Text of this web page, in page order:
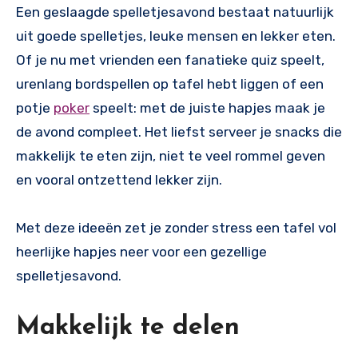
Een geslaagde spelletjesavond bestaat natuurlijk
uit goede spelletjes, leuke mensen en lekker eten.
Of je nu met vrienden een fanatieke quiz speelt,
urenlang bordspellen op tafel hebt liggen of een
potje poker speelt: met de juiste hapjes maak je
de avond compleet. Het liefst serveer je snacks die
makkelijk te eten zijn, niet te veel rommel geven
en vooral ontzettend lekker zijn.
Met deze ideeën zet je zonder stress een tafel vol
heerlijke hapjes neer voor een gezellige
spelletjesavond.
Makkelijk te delen